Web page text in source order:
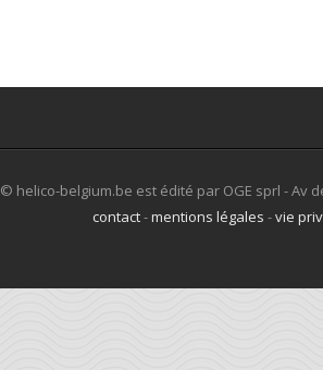
© helico-belgium.be est édité par OGE sprl - Av
contact-mentions légales -vie